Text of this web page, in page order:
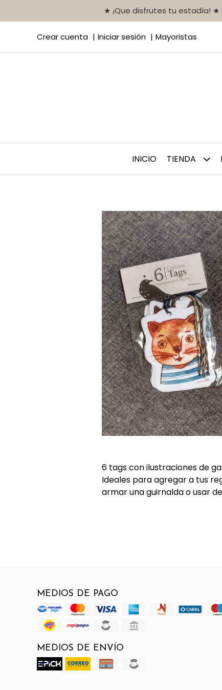
★ ¡Que disfrutes tu estadía!
Crear cuenta Iniciar sesión Mayoristas
INICIO TIENDA
6 tags con ilustraciones de
Ideales para agregar a tus
armar una guirnalda o usar
MEDIOS DE PAGO
MEDIOS DE ENVÍO